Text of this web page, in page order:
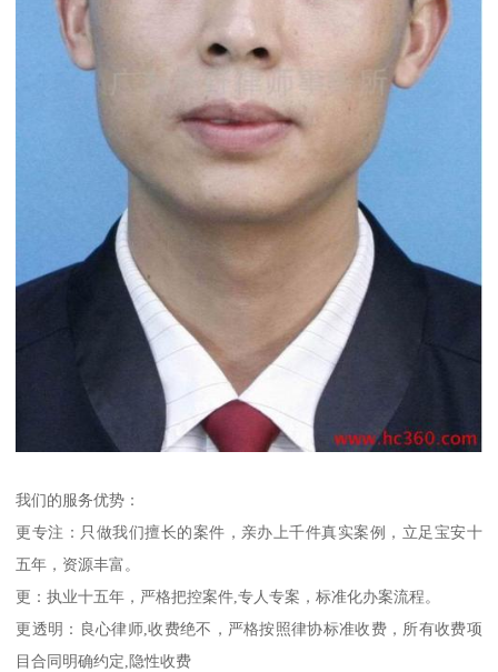
我们的服务优势：
更专注：只做我们擅长的案件，亲办上千件真实案例，立足宝安十
五年，资源丰富。
更：执业十五年，严格把控案件,专人专案，标准化办案流程。
更透明：良心律师,收费绝不，严格按照律协标准收费，所有收费项
目合同明确约定,隐性收费